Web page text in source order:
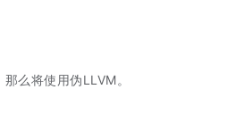
么将使用伪LLVM。